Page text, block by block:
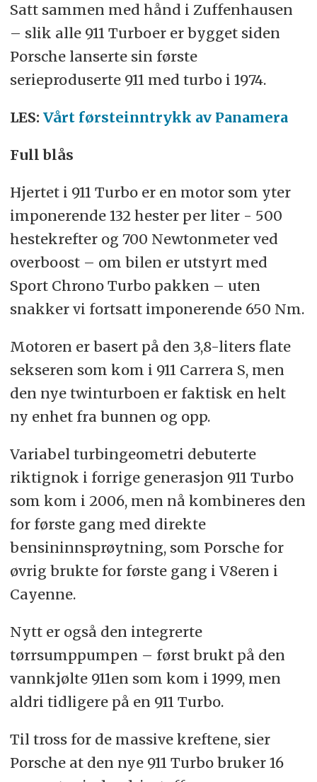
Satt sammen med hånd i Zuffenhausen
– slik alle 911 Turboer er bygget siden
Porsche lanserte sin første
serieproduserte 911 med turbo i 1974.
LES: Vårt førsteinntrykk av Panamera
Full blås
Hjertet i 911 Turbo er en motor som yter
imponerende 132 hester per liter - 500
hestekrefter og 700 Newtonmeter ved
overboost – om bilen er utstyrt med
Sport Chrono Turbo pakken – uten
snakker vi fortsatt imponerende 650 Nm.
Motoren er basert på den 3,8-liters flate
sekseren som kom i 911 Carrera S, men
den nye twinturboen er faktisk en helt
ny enhet fra bunnen og opp.
Variabel turbingeometri debuterte
riktignok i forrige generasjon 911 Turbo
som kom i 2006, men nå kombineres den
for første gang med direkte
bensininnsprøytning, som Porsche for
øvrig brukte for første gang i V8eren i
Cayenne.
Nytt er også den integrerte
tørrsumppumpen – først brukt på den
vannkjølte 911en som kom i 1999, men
aldri tidligere på en 911 Turbo.
Til tross for de massive kreftene, sier
Porsche at den nye 911 Turbo bruker 16